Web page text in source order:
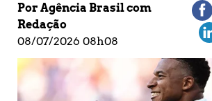
Por Agência Brasil com
Redação
08/07/2026 08h08